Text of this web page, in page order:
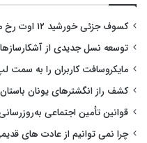
کسوف جزئی خورشید ۱۲ اوت رخ می‌دهد
توسعه نسل جدیدی از
مایکروسافت کاربران را به
کشف راز انگشترهای یونان باستان
قوانین تأمین اجتماعی
چرا نمی توانیم از عادت های